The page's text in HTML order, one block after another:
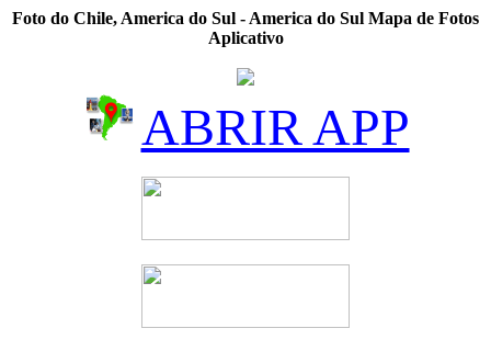
Foto do Chile, America do Sul - America do Sul Mapa de Fotos
Aplicativo
ABRIR APP